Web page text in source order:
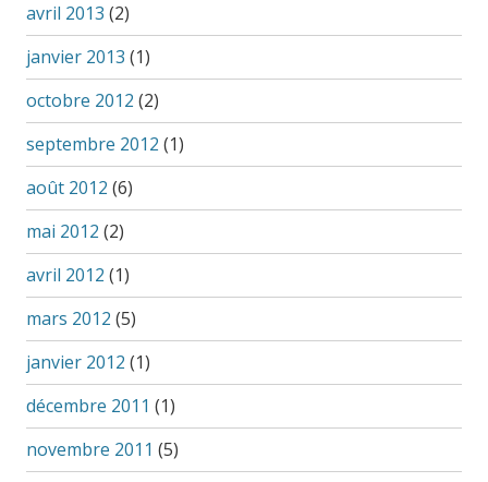
avril 2013 (2)
janvier 2013 (1)
octobre 2012 (2)
septembre 2012 (1)
août 2012 (6)
mai 2012 (2)
avril 2012 (1)
mars 2012 (5)
janvier 2012 (1)
décembre 2011 (1)
novembre 2011 (5)